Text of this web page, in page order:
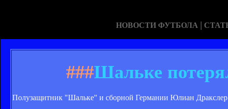
НОВОСТИ ФУТБОЛА |
###Шальке
Полузащитник "Шальке" и сборной Германии Юлиан Дракслер